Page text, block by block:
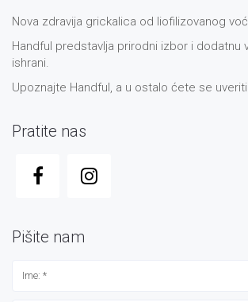
Nova zdravija grickalica od liofilizovanog
Handful predstavlja prirodni izbor i dodatnu
ishrani.
Upoznajte Handful, a u ostalo ćete se uveriti
Pratite nas
Pišite nam